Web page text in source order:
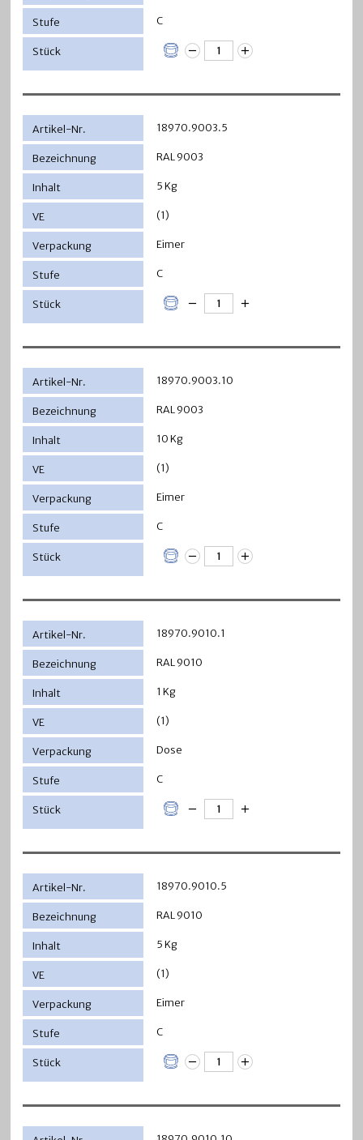
C
18970.9003.5
RAL 9003
5 Kg
(1)
Eimer
C
18970.9003.10
RAL 9003
10 Kg
(1)
Eimer
C
18970.9010.1
RAL 9010
1 Kg
(1)
Dose
C
18970.9010.5
RAL 9010
5 Kg
(1)
Eimer
C